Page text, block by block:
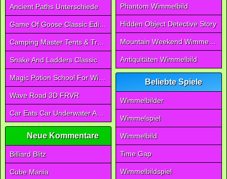
Ancient Paths Unterschiede
Game Of Goose Classic Edition
Camping Master Tents & Trees
Snake And Ladders Classic
Magic Potion School For Witch
Wave Road 3D FRVR
Car Eats Car Underwater Adventure FRVR
Neue Kommentare
Billiard Blitz
Cube Mania
Phantom Wimmelbild
Hidden Object Detective Story
Mountain Weekend Wimmelbild
Antiquitäten Wimmelbild
Beliebte Spiele
Wimmelbilder
Wimmelspiel
Wimmelbild
Time Gap
Wimmelbildspiel